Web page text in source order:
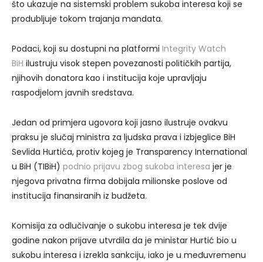
što ukazuje na sistemski problem sukoba interesa koji se
produbljuje tokom trajanja mandata.
Podaci, koji su dostupni na platformi Integrity Watch
BiH ilustruju visok stepen povezanosti političkih partija,
njihovih donatora kao i institucija koje upravljaju
raspodjelom javnih sredstava.
Jedan od primjera ugovora koji jasno ilustruje ovakvu
praksu je slučaj ministra za ljudska prava i izbjeglice BiH
Sevlida Hurtića, protiv kojeg je Transparency International
u BiH (TIBiH) podnio prijavu zbog sukoba interesa jer je
njegova privatna firma dobijala milionske poslove od
institucija finansiranih iz budžeta.
Komisija za odlučivanje o sukobu interesa je tek dvije
godine nakon prijave utvrdila da je ministar Hurtić bio u
sukobu interesa i izrekla sankciju, iako je u međuvremenu